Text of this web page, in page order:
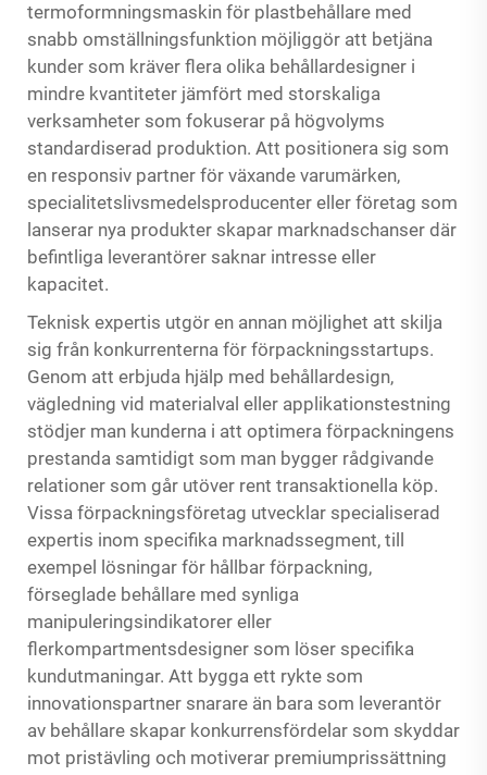
termoformningsmaskin för plastbehållare med
snabb omställningsfunktion möjliggör att betjäna
kunder som kräver flera olika behållardesigner i
mindre kvantiteter jämfört med storskaliga
verksamheter som fokuserar på högvolyms
standardiserad produktion. Att positionera sig som
en responsiv partner för växande varumärken,
specialitetslivsmedelsproducenter eller företag som
lanserar nya produkter skapar marknadschanser där
befintliga leverantörer saknar intresse eller
kapacitet.
Teknisk expertis utgör en annan möjlighet att skilja
sig från konkurrenterna för förpackningsstartups.
Genom att erbjuda hjälp med behållardesign,
vägledning vid materialval eller applikationstestning
stödjer man kunderna i att optimera förpackningens
prestanda samtidigt som man bygger rådgivande
relationer som går utöver rent transaktionella köp.
Vissa förpackningsföretag utvecklar specialiserad
expertis inom specifika marknadssegment, till
exempel lösningar för hållbar förpackning,
förseglade behållare med synliga
manipuleringsindikatorer eller
flerkompartmentsdesigner som löser specifika
kundutmaningar. Att bygga ett rykte som
innovationspartner snarare än bara som leverantör
av behållare skapar konkurrensfördelar som skyddar
mot pristävling och motiverar premiumprissättning